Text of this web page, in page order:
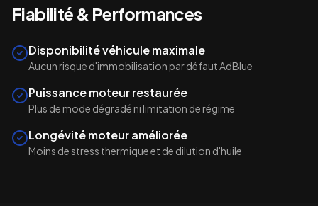
Fiabilité & Performances
Disponibilité véhicule maximale
Aucun risque d'immobilisation par défaut AdBlue
Puissance moteur restaurée
Plus de mode dégradé ni limitation de régime
Longévité moteur améliorée
Moins de stress thermique et de dilution d'huile